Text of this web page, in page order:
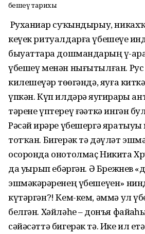
Үбешеү тарихы
Руханиҙар суҡындырыу,
кеүек ритуал­дар­ға үбешеүҙе
быуаттарҙа дошмандарҙың үҙ-
үбешеү менән нығытылған. Рус
килешеүҙәр төҙөгәндә, яуға
үп­кән. Күп илдәр­ҙә яугирҙарҙы
тәрене үптереү ғәҙәткә ингән
Рәсәй ир­ҙәре үбешергә
тотҡан. Бигерәк тә дәүләт
осоронда онотолмаҫ Никита
да уҙҙырып ебәргән. Ә Брежнев
эшмәкәрҙәренең үбешеүен»
күтәргән?! Кем-кем, әммә ул
белгән. Хәйләһеҙ – донъя
сәйәсәттә бигерәк тә. Ике ил